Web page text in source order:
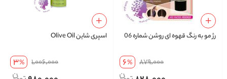
رژ مو به رنگ قهوه ای روشن شماره 06
879,000
6%
اسپری شاین Olive Oil
1,006,000
3%